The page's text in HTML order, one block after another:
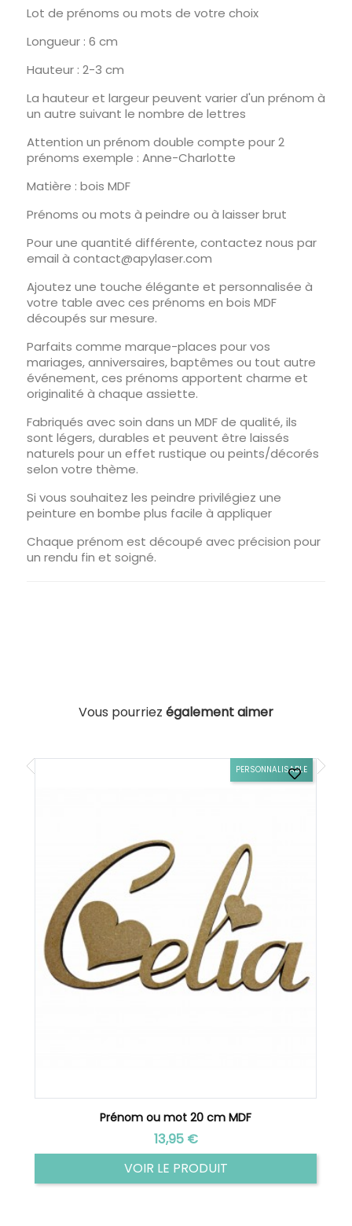
Lot de prénoms ou mots de votre choix
Longueur : 6 cm
Hauteur : 2-3 cm
La hauteur et largeur peuvent varier d'un prénom à
un autre suivant le nombre de lettres
Attention un prénom double compte pour 2
prénoms exemple : Anne-Charlotte
Matière : bois MDF
Prénoms ou mots à peindre ou à laisser brut
Pour une quantité différente, contactez nous par
email à contact@apylaser.com
Ajoutez une touche élégante et personnalisée à
votre table avec ces prénoms en bois MDF
découpés sur mesure.
Parfaits comme marque-places pour vos
mariages, anniversaires, baptêmes ou tout autre
événement, ces prénoms apportent charme et
originalité à chaque assiette.
Fabriqués avec soin dans un MDF de qualité, ils
sont légers, durables et peuvent être laissés
naturels pour un effet rustique ou peints/décorés
selon votre thème.
Si vous souhaitez les peindre privilégiez une
peinture en bombe plus facile à appliquer
Chaque prénom est découpé avec précision pour
un rendu fin et soigné.
Vous pourriez également aimer
Prénom ou mot 20 cm MDF
Prix
13,95 €
VOIR LE PRODUIT
PERSONNALISABLE